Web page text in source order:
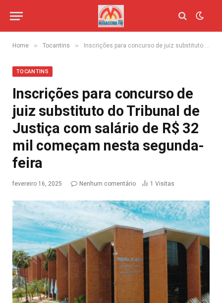
Home » Tocantins » Inscrições para concurso de juiz substituto do Tribunal de Justiça com salário de R$ 32 mil começam nesta segunda-feira
TOCANTINS
Inscrições para concurso de
juiz substituto do Tribunal de
Justiça com salário de R$ 32
mil começam nesta segunda-
feira
fevereiro 16, 2025 Nenhum comentário 1 Visitas